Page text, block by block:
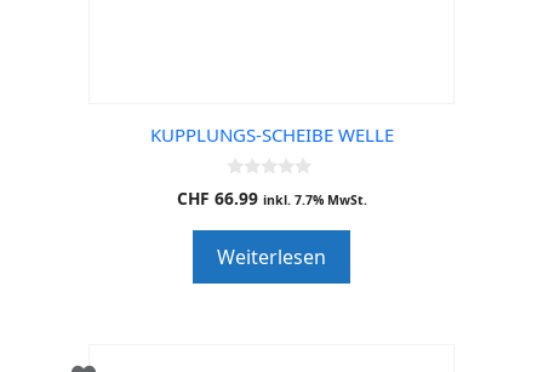
KUPPLUNGS-SCHEIBE WELLE
0
o
o
f
5
CHF 66.99 inkl. 7.7% MwSt.
Weiterlesen